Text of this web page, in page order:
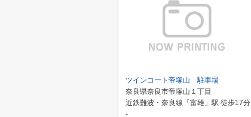
ツインコート帝塚山 駐車場
奈良県奈良市帝塚山１丁目
近鉄難波・奈良線「富雄」駅 徒歩17分
-